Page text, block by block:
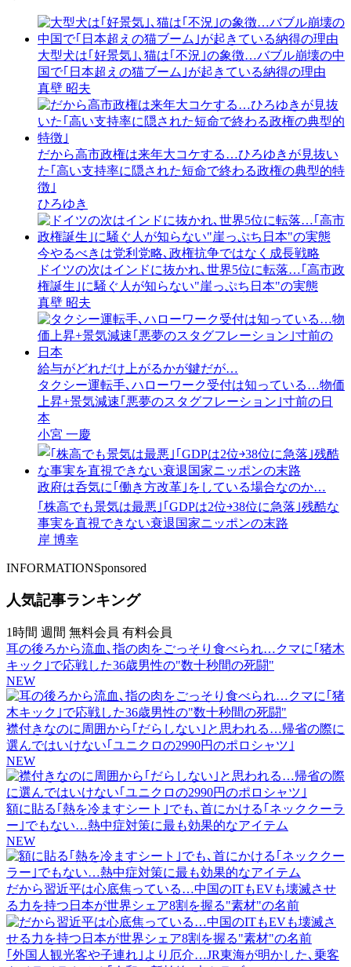
大型犬は｢好景気｣､猫は｢不況｣の象徴…バブル崩壊の中
国で｢日本超えの猫ブーム｣が起きている納得の理由
真壁 昭夫
だから高市政権は来年大コケする…ひろゆきが見抜い
た｢高い支持率に隠された短命で終わる政権の典型的特
徴｣
ひろゆき
今やるべきは党利党略､政権抗争ではなく成長戦略
ドイツの次はインドに抜かれ､世界5位に転落…｢高市政
権誕生｣に騒ぐ人が知らない"崖っぷち日本"の実態
真壁 昭夫
給与がどれだけ上がるかが鍵だが…
タクシー運転手､ハローワーク受付は知っている…物価
上昇+景気減速｢悪夢のスタグフレーション｣寸前の日
本
小宮 一慶
政府は呑気に｢働き方改革｣をしている場合なのか…
｢株高でも景気は最悪｣｢GDPは2位￫38位に急落｣残酷な
事実を直視できない衰退国家ニッポンの末路
岸 博幸
INFORMATIONSponsored
人気記事ランキング
1時間 週間 無料会員 有料会員
耳の後ろから流血､指の肉をごっそり食べられ…クマに｢猪木
キック｣で応戦した36歳男性の"数十秒間の死闘"
NEW
襟付きなのに周囲から｢だらしない｣と思われる…帰省の際に
選んではいけない｢ユニクロの2990円のポロシャツ｣
NEW
額に貼る｢熱を冷ますシート｣でも､首にかける｢ネッククーラ
ー｣でもない…熱中症対策に最も効果的なアイテム
NEW
だから習近平は心底焦っている…中国のITもEVも壊滅させ
る力を持つ日本が世界シェア8割を握る"素材"の名前
｢外国人観光客や子連れ｣より厄介…JR東海が明かした､乗客